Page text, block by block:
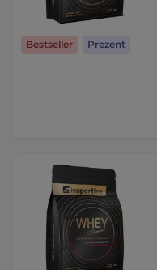
Bestseller Prezent